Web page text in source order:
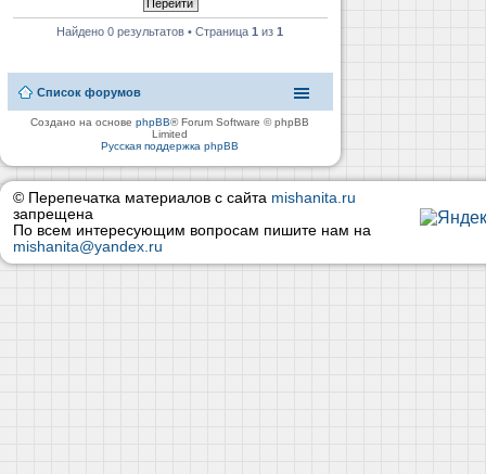
Найдено 0 результатов • Страница1 из1
Список форумов
Создано на основеphpBB® Forum Software © phpBB
Limited
Русская поддержка phpBB
© Перепечатка материалов с сайта mishanita.ru
запрещена
По всем интересующим вопросам пишите нам на
mishanita@yandex.ru